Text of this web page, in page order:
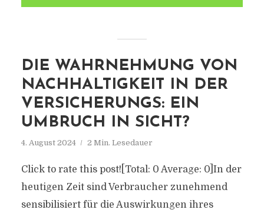
DIE WAHRNEHMUNG VON
NACHHALTIGKEIT IN DER
VERSICHERUNGS: EIN
UMBRUCH IN SICHT?
4. August 2024 2 Min. Lesedauer
Click to rate this post![Total: 0 Average: 0]In der
heutigen Zeit sind Verbraucher zunehmend
sensibilisiert für die Auswirkungen ihres